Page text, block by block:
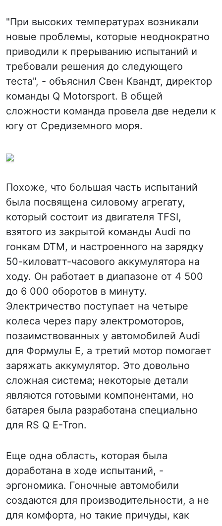
"При высоких температурах возникали
новые проблемы, которые неоднократно
приводили к прерыванию испытаний и
требовали решения до следующего
теста", - объяснил Свен Квандт, директор
команды Q Motorsport. В общей
сложности команда провела две недели к
югу от Средиземного моря.
Похоже, что большая часть испытаний
была посвящена силовому агрегату,
который состоит из двигателя TFSI,
взятого из закрытой команды Audi по
гонкам DTM, и настроенного на зарядку
50-киловатт-часового аккумулятора на
ходу. Он работает в диапазоне от 4 500
до 6 000 оборотов в минуту.
Электричество поступает на четыре
колеса через пару электромоторов,
позаимствованных у автомобилей Audi
для Формулы E, а третий мотор помогает
заряжать аккумулятор. Это довольно
сложная система; некоторые детали
являются готовыми компонентами, но
батарея была разработана специально
для RS Q E-Tron.
Еще одна область, которая была
доработана в ходе испытаний, -
эргономика. Гоночные автомобили
создаются для производительности, а не
для комфорта, но такие причуды, как